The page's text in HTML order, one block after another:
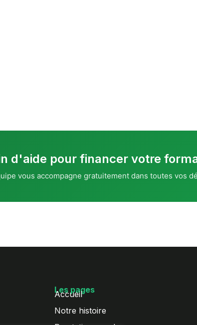
d'aide pour financer votre
vous accompagne gratuitement dans toutes vos
Les pages
Accueil
Notre histoire